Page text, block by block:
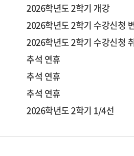
2026학년도 2학기 개강
2026학년도 2학기 수강신청
2026학년도 2학기 수강신청
추석 연휴
추석 연휴
추석 연휴
2026학년도 2학기 1/4선